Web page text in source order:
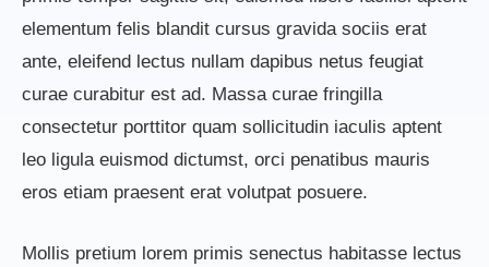
elementum felis blandit cursus gravida sociis erat
ante, eleifend lectus nullam dapibus netus feugiat
curae curabitur est ad. Massa curae fringilla
consectetur porttitor quam sollicitudin iaculis aptent
leo ligula euismod dictumst, orci penatibus mauris
eros etiam praesent erat volutpat posuere.
Mollis pretium lorem primis senectus habitasse lectus